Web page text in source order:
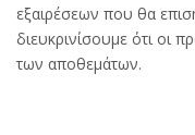
εξαιρέσεων που θα
διευκρινίσουμε ότι οι
των αποθεμάτων.